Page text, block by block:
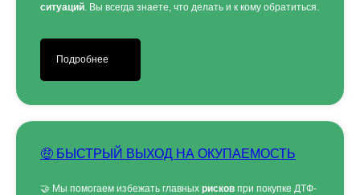
ситуаций . Вы всегда знаете, что делать и к кому обратиться.
Подробнее
🤑 БЫСТРЫЙ ВЫХОД НА ОКУПАЕМОСТЬ
🤝 Мы помогаем избежать главных рисков при покупке ДТФ-